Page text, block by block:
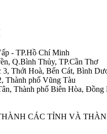
- TP.Hồ Chí Minh
Q.Bình Thủy, TP.Cần Thơ
Thới Hoà, Bến Cát, Bình
Thành phố Vũng Tàu
Thành phố Biên Hòa, Đồng
CÁC TỈNH VÀ